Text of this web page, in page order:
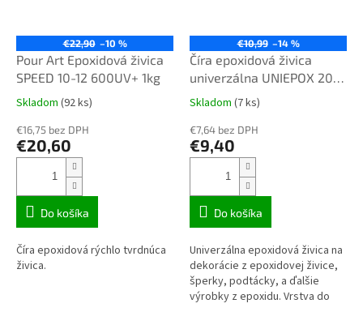
€22,90 –10 %
Pour Art Epoxidová živica
SPEED 10-12 600UV+ 1kg
Priemerné
produktu
je
5
hviezdičiek.
Skladom (92 ks)
€16,75 bez DPH
€20,60
Do košíka
Číra epoxidová rýchlo tvrdnúca
živica.
€10,99 –14 %
Číra epoxidová živica
univerzálna UNIEPOX 20-
24-650 UV+ 0,4kg
Priemerné
produktu
je
5
hviezdičiek.
Skladom (7 ks)
€7,64 bez DPH
€9,40
Do košíka
Univerzálna epoxidová živica na
dekorácie z epoxidovej živice,
šperky, podtácky, a ďalšie
výrobky z epoxidu. Vrstva do